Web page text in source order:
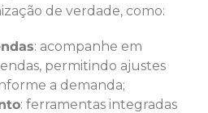
de verdade, como:
: acompanhe em
permitindo ajustes
a demanda;
: ferramentas integradas